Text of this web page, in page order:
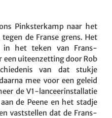
Pinksterkamp naar het
de Franse grens. Het
in het teken van Frans-
een uiteenzetting door Rob
van dat stukje
mee voor een geleid
de V1-lanceerinstallatie
de Peene en het stadje
vaststellen dat de Frans-